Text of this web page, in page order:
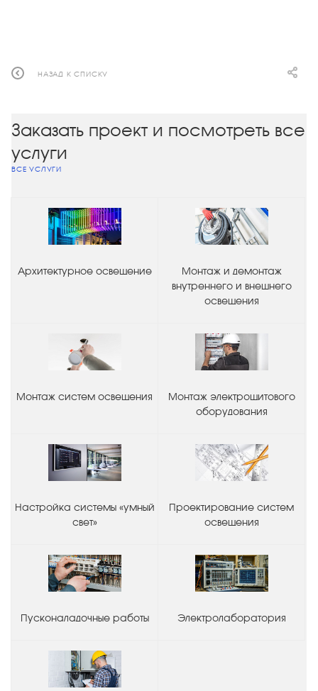
НАЗАД К СПИСКУ
Заказать проект и посмотреть все
услуги
ВСЕ УСЛУГИ
Архитектурное освещение
Монтаж и демонтаж
внутреннего и внешнего
освещения
Монтаж систем освещения
Монтаж электрощитового
оборудования
Настройка системы «умный
свет»
Проектирование систем
освещения
Пусконаладочные работы Электролаборатория